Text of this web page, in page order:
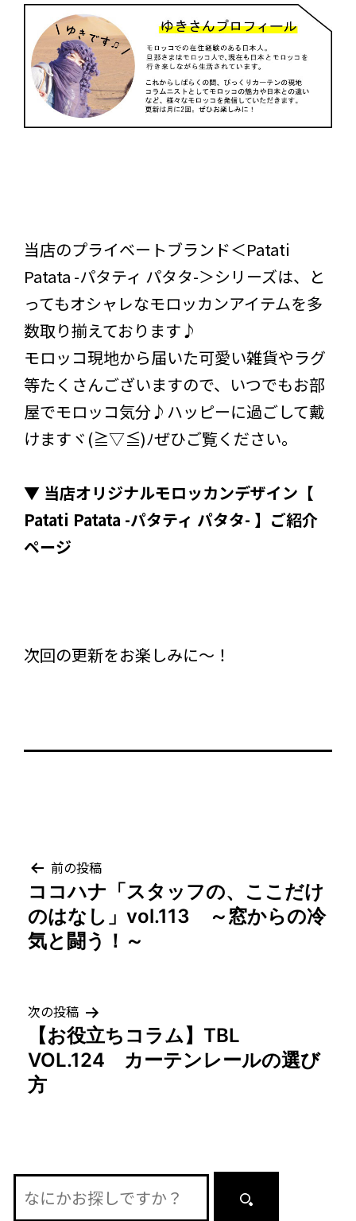
当店のプライベートブランド＜Patati
Patata -パタティ パタタ-＞シリーズは、と
ってもオシャレなモロッカンアイテムを多
数取り揃えております♪
モロッコ現地から届いた可愛い雑貨やラグ
等たくさんございますので、いつでもお部
屋でモロッコ気分♪ハッピーに過ごして戴
けますヾ(≧▽≦)ﾉぜひご覧ください。
▼ 当店オリジナルモロッカンデザイン【
Patati Patata -パタティ パタタ- 】ご紹介
ページ
次回の更新をお楽しみに～！
投
稿
ナ
ゲ
ー
シ
ン
前の投稿
ココハナ「スタッフの、ここだけ
のはなし」vol.113 ～窓からの冷
気と闘う！～
次の投稿
【お役立ちコラム】TBL
VOL.124 カーテンレールの選び
方